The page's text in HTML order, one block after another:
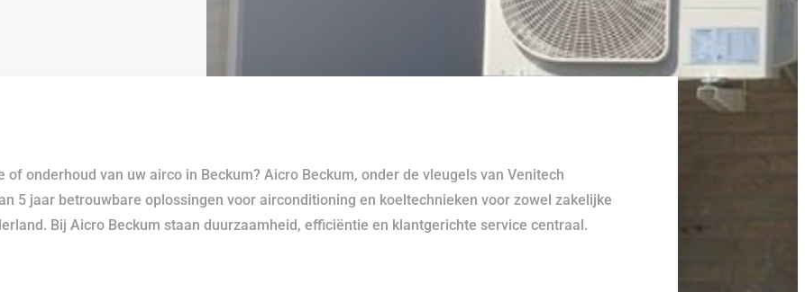
of onderhoud van uw airco in Beckum? Aicro Beckum, onder de vleugels van Venitech
5 jaar betrouwbare oplossingen voor airconditioning en koeltechnieken voor zowel zakelijke
Bij Aicro Beckum staan duurzaamheid, efficiëntie en klantgerichte service centraal.